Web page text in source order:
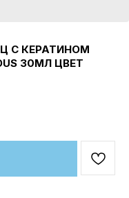
С КЕРАТИНОМ
30МЛ ЦВЕТ